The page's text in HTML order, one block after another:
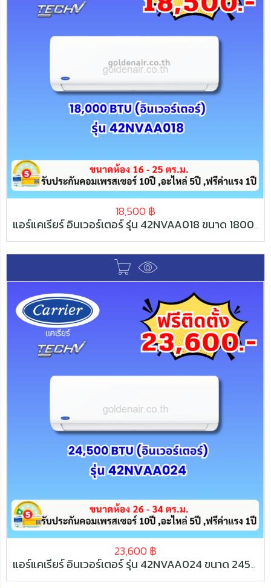
18,500 ฿
แอร์แคเรียร์ อินเวอร์เตอร์ รุ่น 42NVAA018 ขนาด 18000 BTU
23,600 ฿
แอร์แคเรียร์ อินเวอร์เตอร์ รุ่น 42NVAA024 ขนาด 24500 BTU